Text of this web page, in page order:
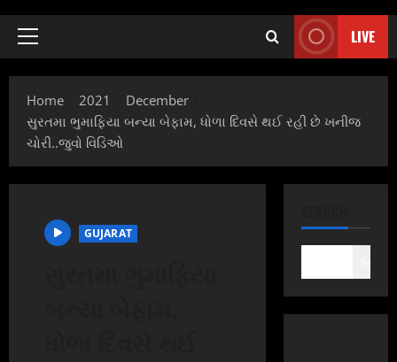
Primary
LIVE
Home 2021
December
સુરતમા ભુમાફિયા બન્યા બેફામ, ધોળા દિવસે થઈ રહી છે ખનીજ
ચોરી..જુવો વિડિઓ
GUJARAT